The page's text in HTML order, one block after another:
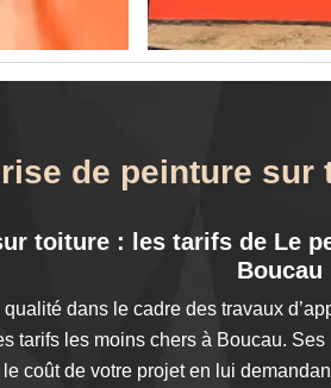
de peinture sur
toiture : les tarifs de Le
Boucau
dans le cadre des travaux
tarifs les moins chers à Boucau.
coût de votre projet en lui